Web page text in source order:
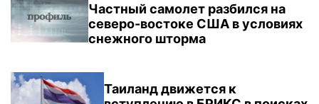
Частный самолет разбился на
северо-востоке США в условиях
снежного шторма
Таиланд движется к